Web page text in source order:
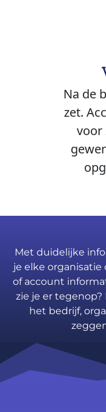
Na de
zet.
voor
Met duidelijke
je elke
of account
zie je er tegenop?
het bedrijf,